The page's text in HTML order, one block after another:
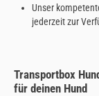
Unser
jederzeit zur
Transportbox
für deinen Hund